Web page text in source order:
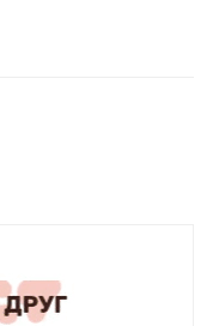
Татарстан!
центр фехтования